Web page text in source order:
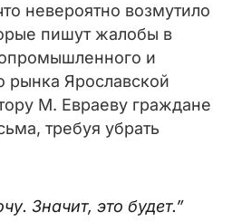
невероятно возмутило
пишут жалобы в
и
рынка Ярославской
М. Евраеву граждане
требуя убрать
Значит, это будет.”